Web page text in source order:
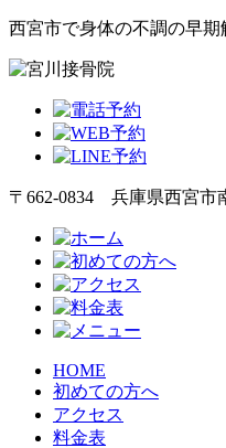
西宮市で身体の不調の早期
〒662-0834 兵庫県西宮市
HOME
初めての方へ
アクセス
料金表